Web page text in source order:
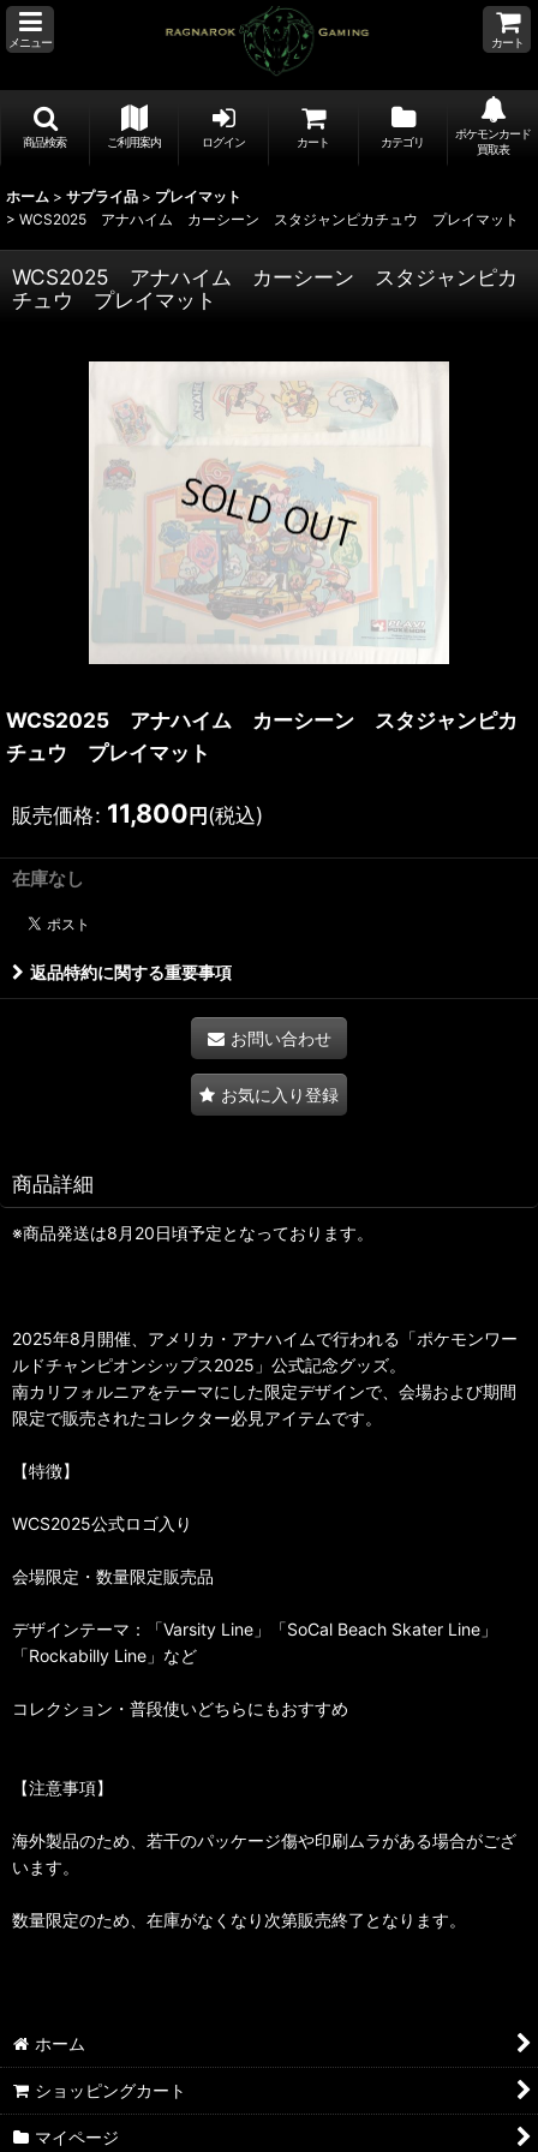
メニュー カート
商品検索 ご利用案内 ログイン カート カテゴリ
ポケモンカード
買取表
ホーム > サプライ品 > プレイマット
> WCS2025 アナハイム カーシーン スタジャンピカチュウ プレイマット
WCS2025 アナハイム カーシーン スタジャンピカ
チュウ プレイマット
WCS2025 アナハイム カーシーン スタジャンピカ
チュウ プレイマット
販売価格: 11,800 円 (税込)
在庫なし
返品特約に関する重要事項
お問い合わせ
お気に入り登録
商品詳細
※商品発送は8月20日頃予定となっております。
2025年8月開催、アメリカ・アナハイムで行われる「ポケモンワー
ルドチャンピオンシップス2025」公式記念グッズ。
南カリフォルニアをテーマにした限定デザインで、会場および期間
限定で販売されたコレクター必見アイテムです。
【特徴】
WCS2025公式ロゴ入り
会場限定・数量限定販売品
デザインテーマ：「Varsity Line」「SoCal Beach Skater Line」
「Rockabilly Line」など
コレクション・普段使いどちらにもおすすめ
【注意事項】
海外製品のため、若干のパッケージ傷や印刷ムラがある場合がござ
います。
数量限定のため、在庫がなくなり次第販売終了となります。
ホーム
ショッピングカート
マイページ